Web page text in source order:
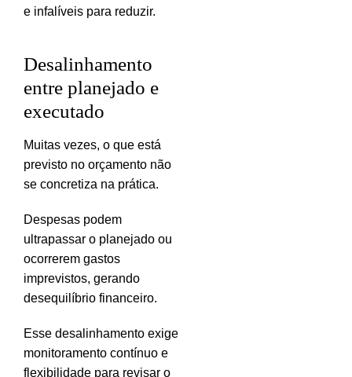
e infalíveis para reduzir.
Desalinhamento
entre planejado e
executado
Muitas vezes, o que está
previsto no orçamento não
se concretiza na prática.
Despesas podem
ultrapassar o planejado ou
ocorrerem gastos
imprevistos, gerando
desequilíbrio financeiro.
Esse desalinhamento exige
monitoramento contínuo e
flexibilidade para revisar o